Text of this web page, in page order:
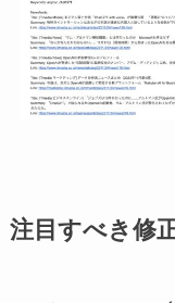
注目すべき修